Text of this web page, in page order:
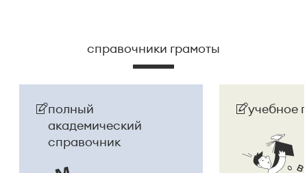
справочники грамоты
полный
академический
справочник
учебное